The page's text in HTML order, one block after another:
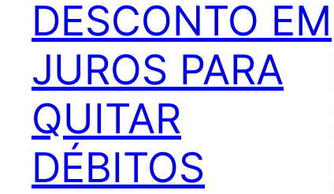
DESCONTO EM
JUROS PARA
QUITAR
DÉBITOS